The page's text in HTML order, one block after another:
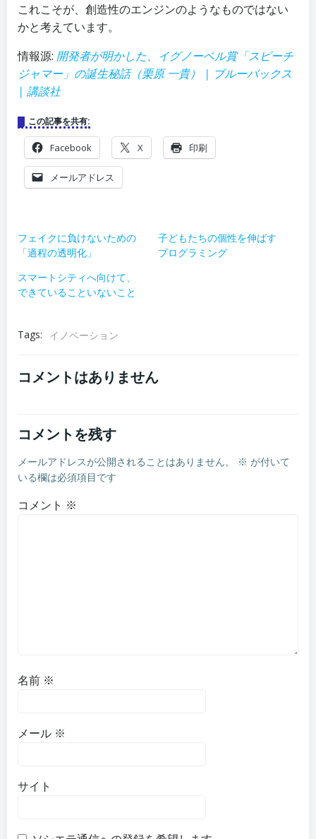
これこそが、創造性のエンジンのようなものではない
かと考えています。
情報源: 開発者が明かした、イグノーベル賞「スピーチ
ジャマー」の誕生秘話（栗原 一貴） | ブルーバックス
| 講談社
この記事を共有:
Facebook X 印刷
メールアドレス
フェイクに負けないための
「過程の透明化」
子どもたちの個性を伸ばす
プログラミング
スマートシティへ向けて、
できていることいないこと
Tags: イノベーション
コメントはありません
コメントを残す
メールアドレスが公開されることはありません。 ※ が付いて
いる欄は必須項目です
コメント ※
名前 ※
メール ※
サイト